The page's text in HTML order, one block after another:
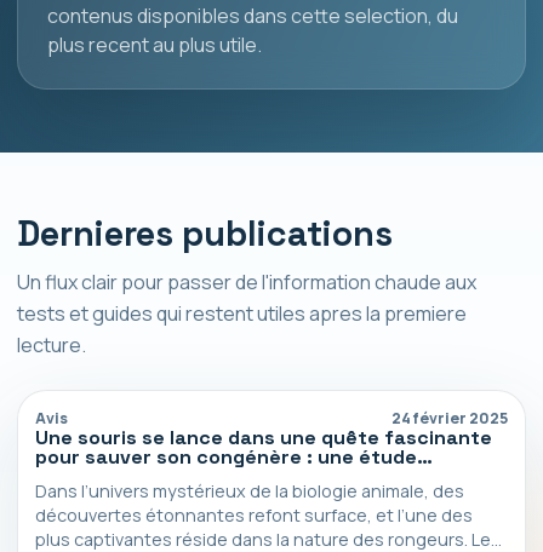
contenus disponibles dans cette selection, du
plus recent au plus utile.
Dernieres publications
Un flux clair pour passer de l'information chaude aux
tests et guides qui restent utiles apres la premiere
lecture.
Avis 24 février 2025
Une souris se lance dans une quête fascinante
pour sauver son congénère : une étude
intrigante
Dans l’univers mystérieux de la biologie animale, des
découvertes étonnantes refont surface, et l’une des
plus captivantes réside dans la nature des rongeurs. Le…